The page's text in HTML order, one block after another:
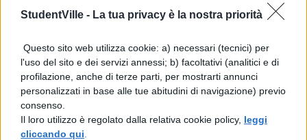
StudentVille - La tua privacy è la nostra priorità
Questo sito web utilizza cookie: a) necessari (tecnici) per
l'uso del sito e dei servizi annessi; b) facoltativi (analitici e di
profilazione, anche di terze parti, per mostrarti annunci
personalizzati in base alle tue abitudini di navigazione) previo
consenso.
Il loro utilizzo è regolato dalla relativa cookie policy, leggi
cliccando qui
professioni sanitarie: datevi come tempo
ufficiale e controllate le risposte. Anche in
questo caso memorizzate quelle corrette,
così da imprimere meglio i concetti nella
vostra mente.